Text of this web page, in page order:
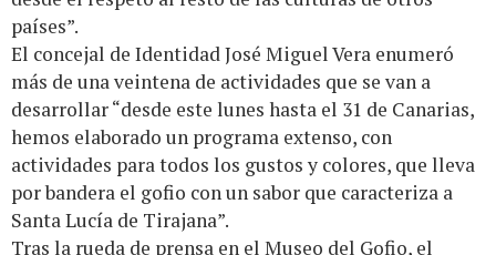
países”.
El concejal de Identidad José Miguel Vera enumeró
más de una veintena de actividades que se van a
desarrollar “desde este lunes hasta el 31 de Canarias,
hemos elaborado un programa extenso, con
actividades para todos los gustos y colores, que lleva
por bandera el gofio con un sabor que caracteriza a
Santa Lucía de Tirajana”.
Tras la rueda de prensa en el Museo del Gofio, el